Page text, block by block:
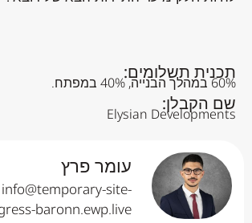
תכנית תשלומים:
60% במהלך הבנייה, 40% במפתח.
שם הקבלן:
Elysian Developments
עומר פרץ
info@temporary-site-
baronn.ewp.live